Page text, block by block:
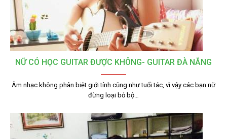
NỮ CÓ HỌC GUITAR ĐƯỢC KHÔNG- GUITAR ĐÀ NẴNG
Âm nhạc không phân biệt giới tính cũng như tuổi tác, vì vậy các bạn nữ
đừng loại bỏ bộ…